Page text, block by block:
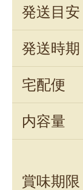
発送目安
発送時期
宅配便
内容量
賞味期限